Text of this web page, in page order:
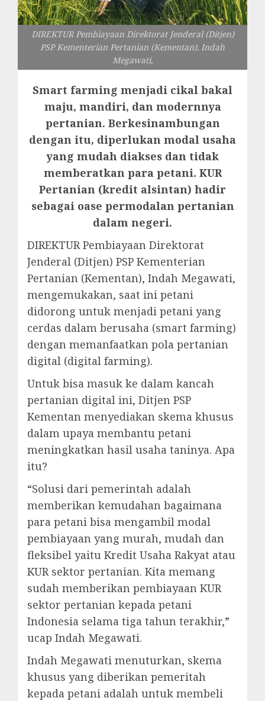
DIREKTUR Pembiayaan Direktorat Jenderal (Ditjen)
PSP Kementerian Pertanian (Kementan), Indah
Megawati,
Smart farming menjadi cikal bakal
maju, mandiri, dan modernnya
pertanian. Berkesinambungan
dengan itu, diperlukan modal usaha
yang mudah diakses dan tidak
memberatkan para petani. KUR
Pertanian (kredit alsintan) hadir
sebagai oase permodalan pertanian
dalam negeri.
DIREKTUR Pembiayaan Direktorat
Jenderal (Ditjen) PSP Kementerian
Pertanian (Kementan), Indah Megawati,
mengemukakan, saat ini petani
didorong untuk menjadi petani yang
cerdas dalam berusaha (smart farming)
dengan memanfaatkan pola pertanian
digital (digital farming).
Untuk bisa masuk ke dalam kancah
pertanian digital ini, Ditjen PSP
Kementan menyediakan skema khusus
dalam upaya membantu petani
meningkatkan hasil usaha taninya. Apa
itu?
“Solusi dari pemerintah adalah
memberikan kemudahan bagaimana
para petani bisa mengambil modal
pembiayaan yang murah, mudah dan
fleksibel yaitu Kredit Usaha Rakyat atau
KUR sektor pertanian. Kita memang
sudah memberikan pembiayaan KUR
sektor pertanian kepada petani
Indonesia selama tiga tahun terakhir,”
ucap Indah Megawati.
Indah Megawati menuturkan, skema
khusus yang diberikan pemeritah
kepada petani adalah untuk membeli